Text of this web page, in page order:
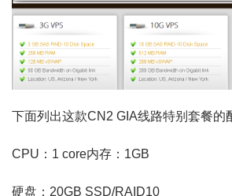
下面列出这款CN2 GIA线路特别套餐的
CPU：1 core内存：1GB
硬盘：20GB SSD/RAID10